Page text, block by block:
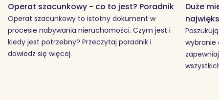
Operat szacunkowy - co to jest? Poradnik
Operat szacunkowy to istotny dokument w
procesie nabywania nieruchomości. Czym jest i
kiedy jest potrzebny? Przeczytaj poradnik i
dowiedz się więcej.
Duże
wybranie